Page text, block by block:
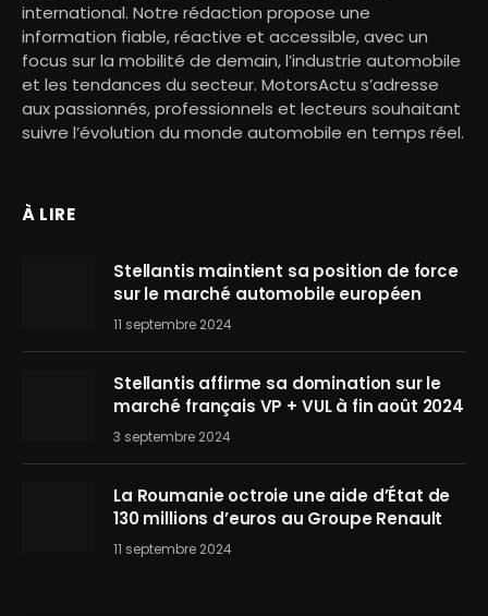
international. Notre rédaction propose une
information fiable, réactive et accessible, avec un
focus sur la mobilité de demain, l’industrie automobile
et les tendances du secteur. MotorsActu s’adresse
aux passionnés, professionnels et lecteurs souhaitant
suivre l’évolution du monde automobile en temps réel.
À LIRE
Stellantis maintient sa position de force
sur le marché automobile européen
11 septembre 2024
Stellantis affirme sa domination sur le
marché français VP + VUL à fin août 2024
3 septembre 2024
La Roumanie octroie une aide d’État de
130 millions d’euros au Groupe Renault
11 septembre 2024